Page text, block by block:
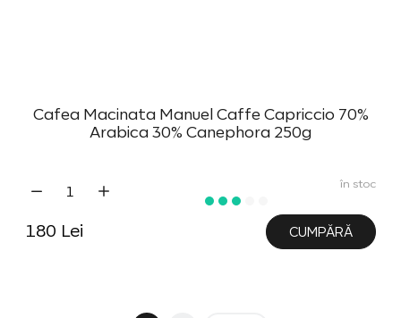
Cafea Macinata Manuel Caffe Capriccio 70%
Arabica 30% Canephora 250g
în stoc
180 Lei CUMPĂRĂ